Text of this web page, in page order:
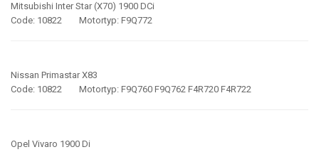
Mitsubishi Inter Star (X70) 1900 DCi
Code: 10822 Motortyp: F9Q772
Nissan Primastar X83
Code: 10822 Motortyp: F9Q760 F9Q762 F4R720 F4R722
Opel Vivaro 1900 Di